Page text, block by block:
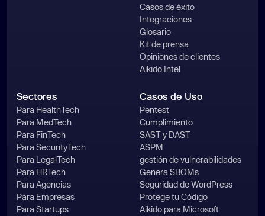
Casos de éxito
Integraciones
Glosario
Kit de prensa
Opiniones de clientes
Aikido Intel
Sectores
Para HealthTech
Para MedTech
Para FinTech
Para SecurityTech
Para LegalTech
Para HRTech
Para Agencias
Para Empresas
Para Startups
Casos de Uso
Pentest
Cumplimiento
SAST y DAST
ASPM
gestión de vulnerabilidades
Genera SBOMs
Seguridad de WordPress
Protege tu Código
Aikido para Microsoft